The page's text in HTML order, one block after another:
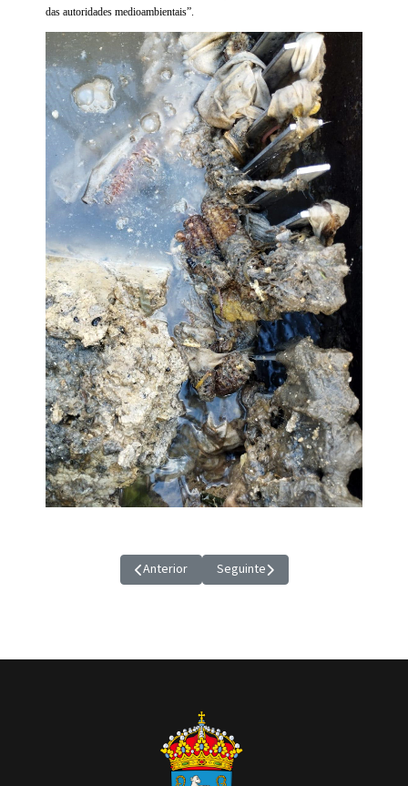
das autoridades medioambientais”.
Artigo anterior: COLECTIVOS VECIÑAIS VALGUESES
Anterior Artigo seguinte: A COLABORACIÓN
Seguinte